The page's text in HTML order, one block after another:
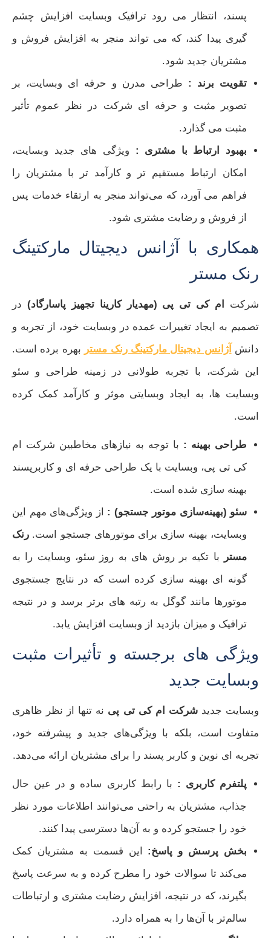
پسند، انتظار می‌ رود ترافیک وبسایت افزایش چشم‌
گیری پیدا کند، که می‌ تواند منجر به افزایش فروش و
مشتریان جدید شود.
تقویت برند : طراحی مدرن و حرفه‌ ای وبسایت، بر
تصویر مثبت و حرفه‌ ای شرکت در نظر عموم تأثیر
مثبت می‌ گذارد.
بهبود ارتباط با مشتری : ویژگی‌ های جدید وبسایت،
امکان ارتباط مستقیم‌ تر و کارآمد تر با مشتریان را
فراهم می‌ آورد، که می‌تواند منجر به ارتقاء خدمات پس
از فروش و رضایت مشتری شود.
همکاری با آژانس دیجیتال مارکتینگ
رنک مستر
شرکت ام کی تی پی (مهدیار کارینا تجهیز پاسارگاد) در
تصمیم به ایجاد تغییرات عمده در وبسایت خود، از تجربه و
دانش آژانس دیجیتال مارکتینگ رنک مستر بهره برده است.
این شرکت، با تجربه‌ طولانی در زمینه طراحی و سئو
وبسایت‌ ها، به ایجاد وبسایتی موثر و کارآمد کمک کرده
است.
طراحی بهینه : با توجه به نیازهای مخاطبین شرکت ام
کی تی پی، وبسایت با یک طراحی حرفه‌ ای و کاربرپسند
بهینه‌ سازی شده است.
سئو (بهینه‌سازی موتور جستجو) : از ویژگی‌های مهم این
وبسایت، بهینه‌ سازی برای موتورهای جستجو است. رنک
مستر
با تکیه بر روش‌ های به‌ روز سئو، وبسایت را به
گونه‌ ای بهینه‌ سازی کرده است که در نتایج جستجوی
موتورها مانند گوگل به رتبه‌ های برتر برسد و در نتیجه
ترافیک و میزان بازدید از وبسایت افزایش یابد.
ویژگی‌ های برجسته و تأثیرات مثبت
وبسایت جدید
وبسایت جدیدشرکت ام کی تی پی نه تنها از نظر ظاهری
متفاوت است، بلکه با ویژگی‌های جدید و پیشرفته خود،
تجربه‌ ای نوین و کاربر پسند را برای مشتریان ارائه می‌دهد.
پلتفرم کاربری : با رابط کاربری ساده و در عین حال
جذاب، مشتریان به راحتی می‌توانند اطلاعات مورد نظر
خود را جستجو کرده و به آن‌ها دسترسی پیدا کنند.
بخش پرسش و پاسخ: این قسمت به مشتریان کمک
می‌کند تا سوالات خود را مطرح کرده و به سرعت پاسخ
بگیرند، که در نتیجه، افزایش رضایت مشتری و ارتباطات
سالم‌تر با آن‌ها را به همراه دارد.